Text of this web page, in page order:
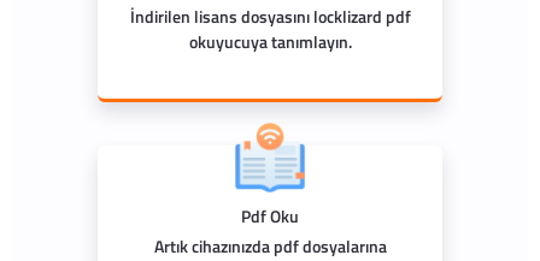
İndirilen lisans dosyasını locklizard pdf
okuyucuya tanımlayın.
Pdf Oku
Artık cihazınızda pdf dosyalarına